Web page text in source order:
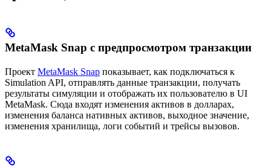
MetaMask Snap с предпросмотром транзакции
Проект MetaMask Snap показывает, как подключаться к
Simulation API, отправлять данные транзакции, получать
результаты симуляции и отображать их пользователю в UI
MetaMask. Сюда входят изменения активов в долларах,
изменения баланса нативных активов, выходное значение,
изменения хранилища, логи событий и трейсы вызовов.